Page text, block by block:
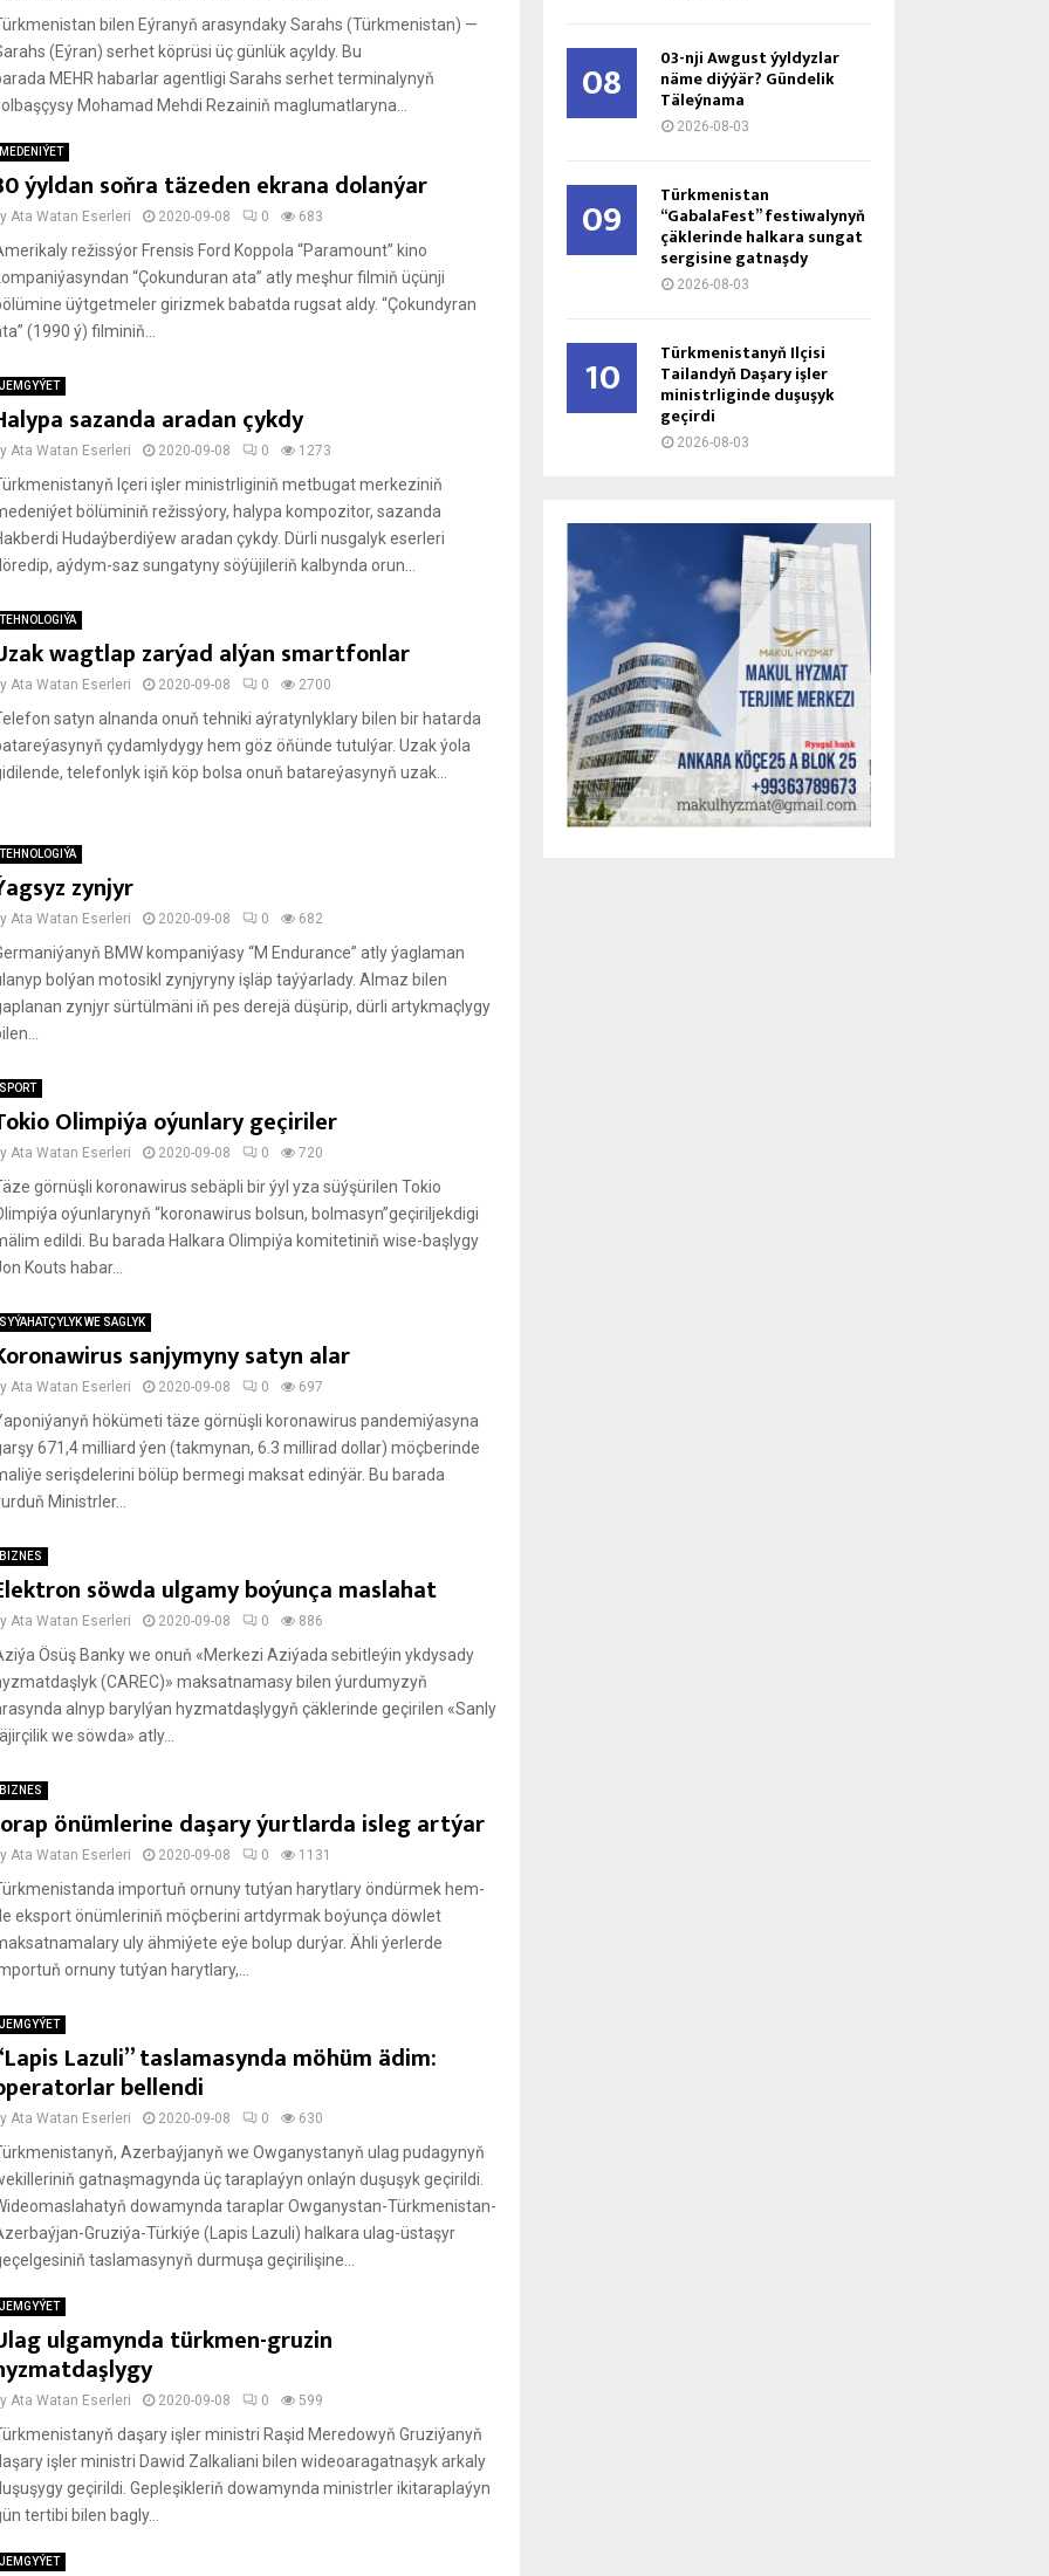
bilen Eýranyň arasyndaky Sarahs (Türkmenistan) —
(Eýran) serhet köprüsi üç günlük açyldy. Bu
MEHR habarlar agentligi Sarahs serhet terminalynyň
Mohamad Mehdi Rezainiň maglumatlaryna...
MEDENIÝET
ýyldan soňra täzeden ekrana dolanýar
Ata Watan Eserleri 2020-09-08 0 683
režissýor Frensis Ford Koppola “Paramount” kino
“Çokunduran ata” atly meşhur filmiň üçünji
üýtgetmeler girizmek babatda rugsat aldy. “Çokundyran
(1990 ý) filminiň...
JEMGYÝET
sazanda aradan çykdy
Ata Watan Eserleri 2020-09-08 0 1273
Içeri işler ministrliginiň metbugat merkeziniň
bölüminiň režissýory, halypa kompozitor, sazanda
Hudaýberdiýew aradan çykdy. Dürli nusgalyk eserleri
aýdym-saz sungatyny söýüjileriň kalbynda orun...
TEHNOLOGIÝA
wagtlap zarýad alýan smartfonlar
Ata Watan Eserleri 2020-09-08 0 2700
satyn alnanda onuň tehniki aýratynlyklary bilen bir hatarda
çydamlydygy hem göz öňünde tutulýar. Uzak ýola
telefonlyk işiň köp bolsa onuň batareýasynyň uzak...
TEHNOLOGIÝA
zynjyr
Ata Watan Eserleri 2020-09-08 0 682
BMW kompaniýasy “M Endurance” atly ýaglaman
bolýan motosikl zynjyryny işläp taýýarlady. Almaz bilen
zynjyr sürtülmäni iň pes derejä düşürip, dürli artykmaçlygy
SPORT
Olimpiýa oýunlary geçiriler
Ata Watan Eserleri 2020-09-08 0 720
görnüşli koronawirus sebäpli bir ýyl yza süýşürilen Tokio
oýunlarynyň “koronawirus bolsun, bolmasyn”geçiriljekdigi
edildi. Bu barada Halkara Olimpiýa komitetiniň wise-başlygy
Kouts habar...
SYÝAHATÇYLYK WE SAGLYK
sanjymyny satyn alar
Ata Watan Eserleri 2020-09-08 0 697
hökümeti täze görnüşli koronawirus pandemiýasyna
671,4 milliard ýen (takmynan, 6.3 millirad dollar) möçberinde
serişdelerini bölüp bermegi maksat edinýär. Bu barada
Ministrler...
BIZNES
söwda ulgamy boýunça maslahat
Ata Watan Eserleri 2020-09-08 0 886
Ösüş Banky we onuň «Merkezi Aziýada sebitleýin ykdysady
(CAREC)» maksatnamasy bilen ýurdumyzyň
alnyp barylýan hyzmatdaşlygyň çäklerinde geçirilen «Sanly
we söwda» atly...
BIZNES
önümlerine daşary ýurtlarda isleg artýar
Ata Watan Eserleri 2020-09-08 0 1131
importuň ornuny tutýan harytlary öndürmek hem-
eksport önümleriniň möçberini artdyrmak boýunça döwlet
uly ähmiýete eýe bolup durýar. Ähli ýerlerde
ornuny tutýan harytlary,...
JEMGYÝET
Lazuli” taslamasynda möhüm ädim:
bellendi
Ata Watan Eserleri 2020-09-08 0 630
Azerbaýjanyň we Owganystanyň ulag pudagynyň
gatnaşmagynda üç taraplaýyn onlaýn duşuşyk geçirildi.
dowamynda taraplar Owganystan-Türkmenistan-
Gruziýa-Türkiýe (Lapis Lazuli) halkara ulag-üstaşyr
taslamasynyň durmuşa geçirilişine...
JEMGYÝET
ulgamynda türkmen-gruzin
Ata Watan Eserleri 2020-09-08 0 599
daşary işler ministri Raşid Meredowyň Gruziýanyň
işler ministri Dawid Zalkaliani bilen wideoaragatnaşyk arkaly
geçirildi. Gepleşikleriň dowamynda ministrler ikitaraplaýyn
tertibi bilen bagly...
JEMGYÝET
08 03-nji Awgust ýyldyzlar
näme diýýär? Gündelik
Täleýnama
2026-08-03
09 Türkmenistan
“GabalaFest” festiwalynyň
çäklerinde halkara sungat
sergisine gatnaşdy
2026-08-03
10 Türkmenistanyň Ilçisi
Tailandyň Daşary işler
ministrliginde duşuşyk
geçirdi
2026-08-03